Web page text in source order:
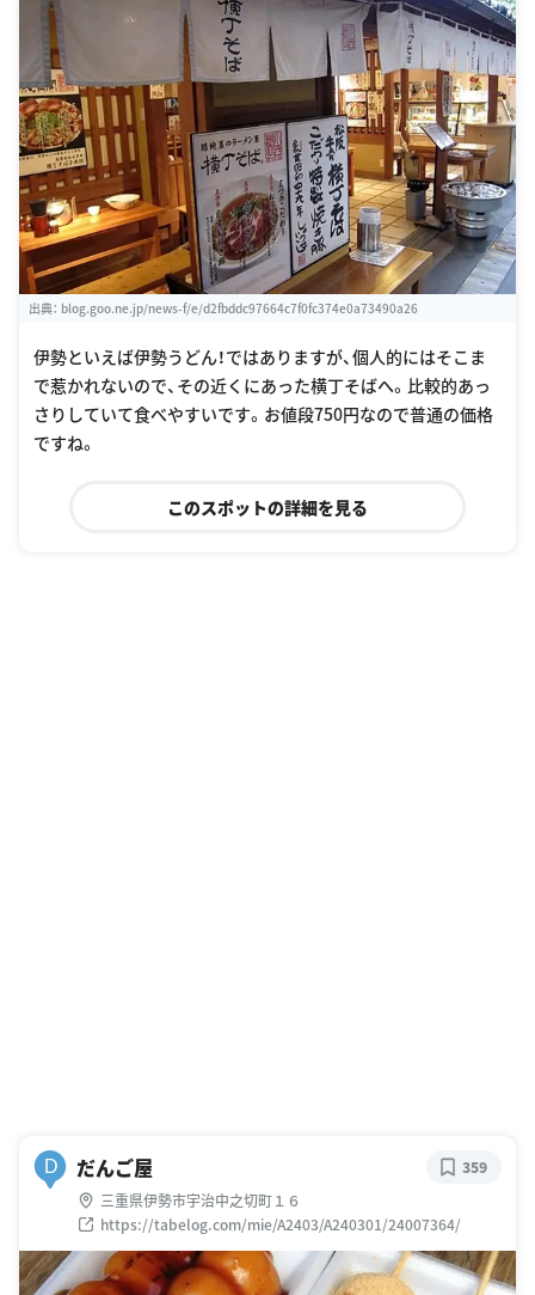
出典： blog.goo.ne.jp/news-f/e/d2fbddc97664c7f0fc374e0a73490a26
伊勢といえば伊勢うどん！ではありますが、個人的にはそこま
で惹かれないので、その近くにあった横丁そばへ。比較的あっ
さりしていて食べやすいです。お値段750円なので普通の価格
ですね。
このスポットの詳細を見る
D だんご屋
三重県伊勢市宇治中之切町１６
https://tabelog.com/mie/A2403/A240301/24007364/
359